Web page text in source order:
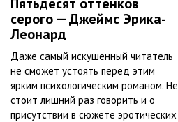
серого — Джеймс Эрика-
Леонард
Даже самый искушенный читатель
не сможет устоять перед этим
ярким психологическим романом. Не
стоит лишний раз говорить и о
присутствии в сюжете эротических